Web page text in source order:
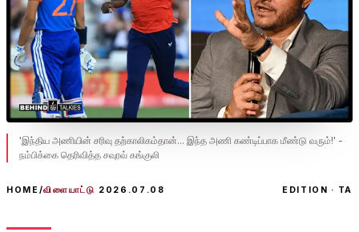
'இந்திய அணியின் சரிவு தற்காலிகம்தான்... இந்த அணி கண்டிப்பாக மீண்டு வரும்!' -
நம்பிக்கை தெரிவித்த சவுரவ் கங்குலி
HOME/விளையாட்டு 2026.07.08 EDITION · TA